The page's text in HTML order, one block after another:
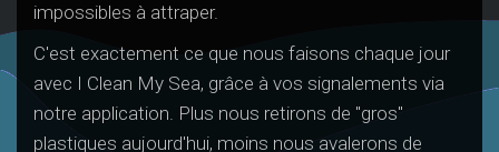
impossibles à attraper.
C'est exactement ce que nous faisons chaque jour
avec I Clean My Sea, grâce à vos signalements via
notre application. Plus nous retirons de "gros"
plastiques aujourd'hui, moins nous avalerons de